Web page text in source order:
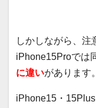
しかしながら、注
iPhone15Proでは
に違いがあります。
iPhone15・